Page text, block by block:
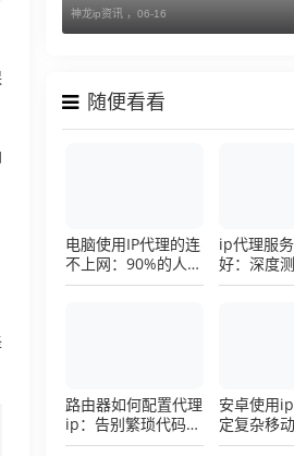
神龙ip资讯 ， 06-16
随便看看
电脑使用IP代理的连
不上网：90%的人踩
过这个坑，一招修复
ip代理服
好：深度
章，帮你
路由器如何配置代理
ip：告别繁琐代码，
详解底层配置逻辑
安卓使用
定复杂移
境的超详